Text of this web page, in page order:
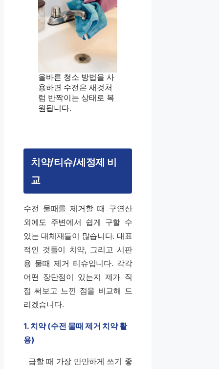
올바른 청소 방법을 사
용하면 수전은 새것처
럼 반짝이는 상태로 복
원됩니다.
치약/티슈/세정제 비
교
수전 물때를 제거할 때 구연산
외에도 주변에서 쉽게 구할 수
있는 대체재들이 많습니다. 대표
적인 것들이 치약, 그리고 시판
용 물때 제거 티슈입니다. 각각
어떤 장단점이 있는지 제가 직
접 써보고 느낀 점을 비교해 드
리겠습니다.
1. 치약 (수전 물때 제거 치약 활
용)
급할 때 가장 만만하게 쓰기 좋